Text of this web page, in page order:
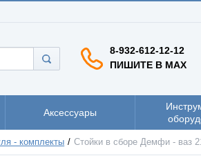
8-932-612-12-12
ПИШИТЕ В MAX
Аксессуары
- комплекты Стойки в сборе Демфи - ваз